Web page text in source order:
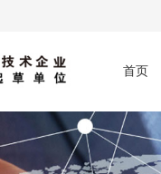
首页